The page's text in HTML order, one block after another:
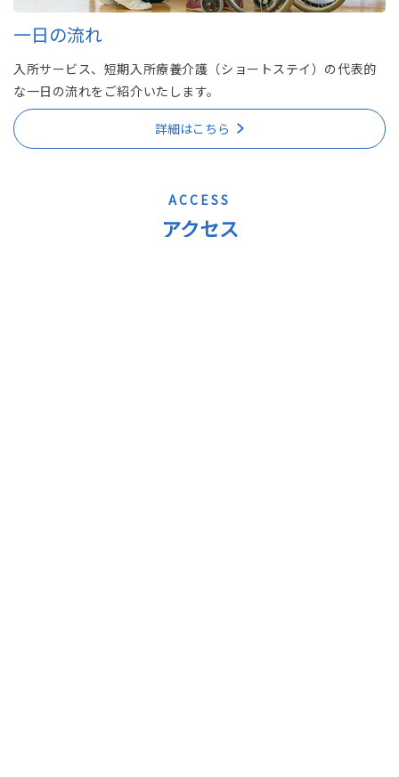
一日の流れ
入所サービス、短期入所療養介護（ショートステイ）の代表的
な一日の流れをご紹介いたします。
詳細はこちら
ACCESS
アクセス